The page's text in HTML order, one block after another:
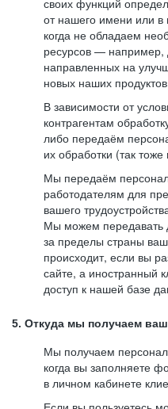
своих функций
от нашего имени или
когда не обладаем
ресурсов — например,
направленных на
новых наших
В зависимости от
контрагентам
либо передаём
их обработки (так
Мы передаём
работодателям для
вашего
Мы можем передавать
за пределы страны
происходит, если вы
сайте, а иностранный
доступ к нашей базе
5. Откуда мы получаем
Мы получаем
когда вы заполняете
в личном кабинете